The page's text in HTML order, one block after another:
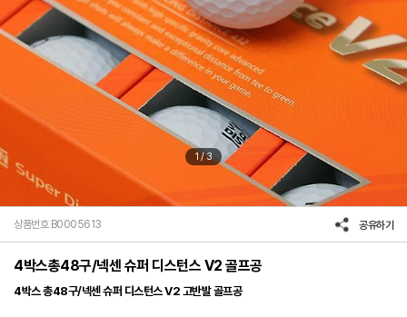
1/3
상품번호 B0005613 공유하기
4박스총48구/넥센 슈퍼 디스턴스 V2 골프공
4박스 총48구/넥센 슈퍼 디스턴스 V2 고반발 골프공